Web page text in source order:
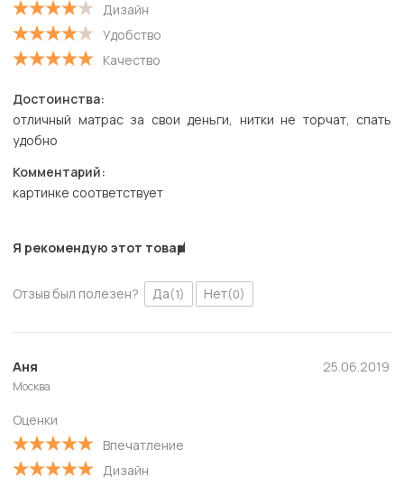
Дизайн
Удобство
Качество
Достоинства:
отличный матрас за свои деньги, нитки не торчат, спать
удобно
Комментарий:
картинке соответствует
Я рекомендую этот товар
Отзыв был полезен? Да(1) Нет(0)
Аня
Москва
Оценки
Впечатление
Дизайн
25.06.2019